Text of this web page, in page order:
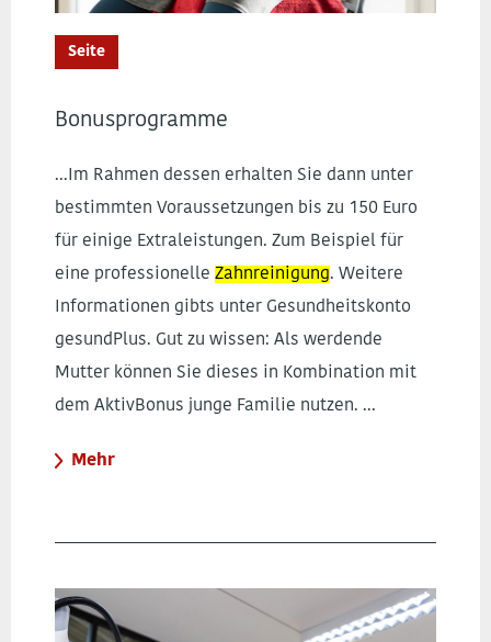
Seite
Bonusprogramme
...Im Rahmen dessen erhalten Sie dann unter
bestimmten Voraussetzungen bis zu 150 Euro
für einige Extraleistungen. Zum Beispiel für
eine professionelle Zahnreinigung. Weitere
Informationen gibts unter Gesundheitskonto
gesundPlus. Gut zu wissen: Als werdende
Mutter können Sie dieses in Kombination mit
dem AktivBonus junge Familie nutzen. ...
Mehr